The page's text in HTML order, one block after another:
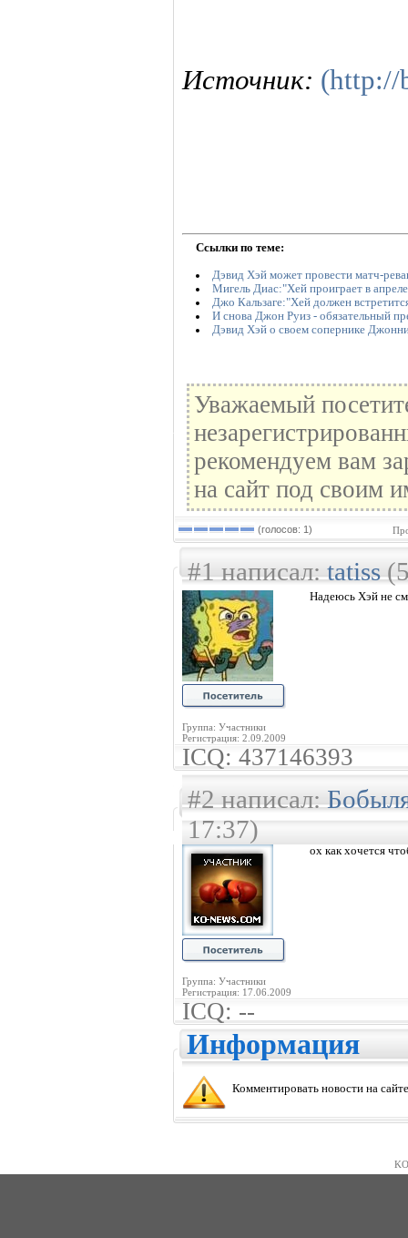
Источник: (http://
Ссылки по теме:
Дэвид Хэй может провести матч-
Мигель Диас:"Хей проиграет в
Джо Кальзаге:"Хей должен
И снова Джон Руиз - обязательный
Дэвид Хэй о своем сопернике
Уважаемый
рекомендуем вам
на сайт под своим
(голосов: 1)
#1 написал:tatiss
Группа: Участники
Регистрация: 2.09.2009
Надеюсь Хэй не
ICQ: 437146393
#2 написал:
17:37)
Группа: Участники
Регистрация: 17.06.2009
ох как хочется
ICQ: --
Информация
Комментировать новости на